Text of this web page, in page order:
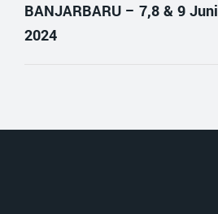
BANJARBARU – 7,8 & 9 Juni
2024